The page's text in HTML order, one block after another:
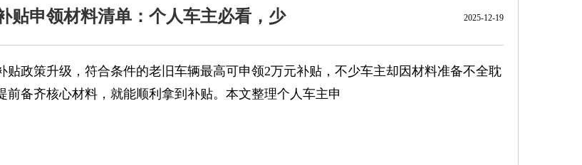
贴申领材料清单：个人车主必看，少
2025-12-19
政策升级，符合条件的老旧车辆最高可申领2万元补贴，不少车主却因材料准备不全耽
前备齐核心材料，就能顺利拿到补贴。本文整理个人车主申